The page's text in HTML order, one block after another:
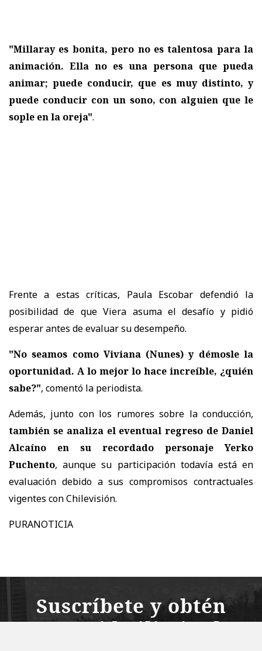
"Millaray es bonita, pero no es talentosa para la
animación. Ella no es una persona que pueda
animar; puede conducir, que es muy distinto, y
puede conducir con un sono, con alguien que le
sople en la oreja".
Frente a estas críticas, Paula Escobar defendió la
posibilidad de que Viera asuma el desafío y pidió
esperar antes de evaluar su desempeño.
"No seamos como Viviana (Nunes) y démosle la
oportunidad. A lo mejor lo hace increíble, ¿quién
sabe?", comentó la periodista.
Además, junto con los rumores sobre la conducción,
también se analiza el eventual regreso de Daniel
Alcaíno en su recordado personaje Yerko
Puchento, aunque su participación todavía está en
evaluación debido a sus compromisos contractuales
vigentes con Chilevisión.
PURANOTICIA